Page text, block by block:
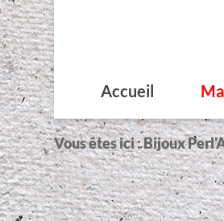
Accueil
Vous êtes ici :Bijoux